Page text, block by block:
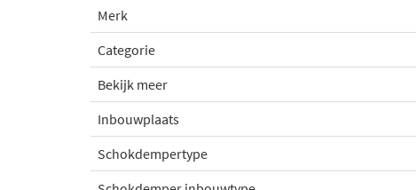
Merk
Categorie
Bekijk meer
Inbouwplaats
Schokdempertype